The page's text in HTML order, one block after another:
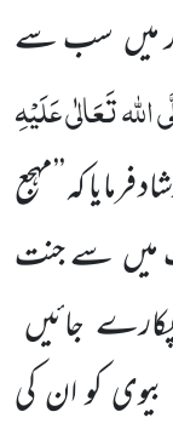
میں سب سے
تَعَالٰی عَلَیْہِ
فرمایا کہ ’’مہجع
سے جنت
جائیں
کو ان کی